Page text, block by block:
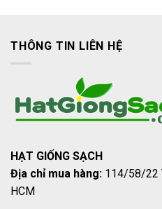
THÔNG TIN LIÊN HỆ
HẠT GIỐNG SẠCH
Địa chỉ mua hàng: 114/58/22
HCM